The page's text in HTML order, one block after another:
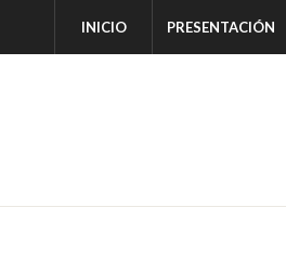
INICIO PRESENTACIÓN